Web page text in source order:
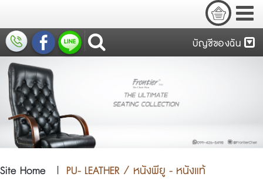
บัญชีของฉัน
Site Home | PU- LEATHER / หนังพียู - หนังแท้